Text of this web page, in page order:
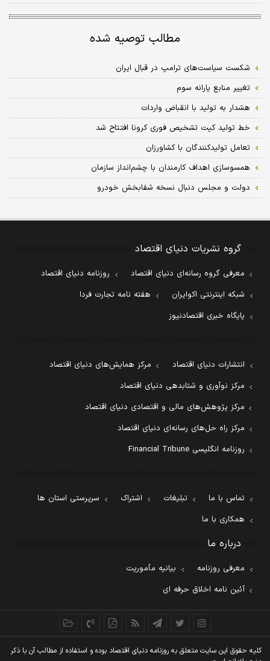
مطالب توصیه شده
شکست سیاست‌های ترامپ در قبال ایران
تغییر منابع یارانه سوم
هشدار به تولید با انقباض واردات
خط تولید کیت تشخیص فوری کرونا افتتاح شد
تعامل تولیدکنندگان با کشاورزان
همسوسازی اهداف کارمندان با چشم‌انداز سازمان
دولت و مجلس دنبال نسخه شفابخش خودرو
گروه نشریات دنیای اقتصاد
معرفی گروه رسانه‌ای دنیای اقتصاد
روزنامه دنیای اقتصاد
شبکه اینترنتی اکوایران
هفته نامه تجارت فردا
پایگاه خبری اقتصادنیوز
انتشارات دنیای اقتصاد
مرکز همایش‌های دنیای اقتصاد
مرکز نوآوری و شتابدهی دنیای اقتصاد
مرکز پژوهش‌های مالی و اقتصادی دنیای اقتصاد
مرکز راه حل‌های رسانه‌ای دنیای اقتصاد
روزنامه انگلیسی Financial Tribune
تماس با ما تبلیغات اشتراک
سرپرستی استان ها
همکاری با ما
درباره ما
معرفی روزنامه
بیانیه مأموریت
آئین نامه اخلاق حرفه ای
کليه حقوق اين سايت متعلق به روزنامه دنيای اقتصاد بوده و استفاده از مطالب آن با ذکر